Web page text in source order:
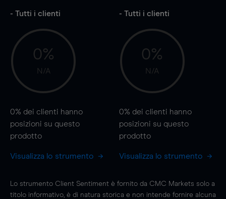
- Tutti i clienti
0%
N/A
0% dei clienti hanno
posizioni su questo
prodotto
Visualizza lo strumento
- Tutti i clienti
0%
N/A
0% dei clienti hanno
posizioni su questo
prodotto
Visualizza lo strumento
Lo strumento Client Sentiment è fornito da CMC Markets solo a
titolo informativo, è di natura storica e non intende fornire alcuna